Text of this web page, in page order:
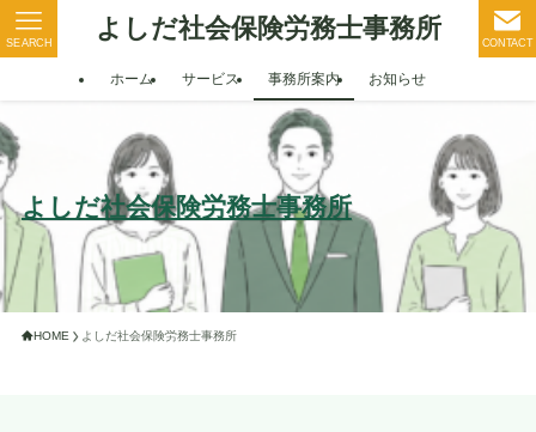
よしだ社会保険労務士事務所 CONTACT
SEARCH
ホーム サービス 事務所案内 お知らせ
よしだ社会保険労務士事務所
HOME よしだ社会保険労務士事務所